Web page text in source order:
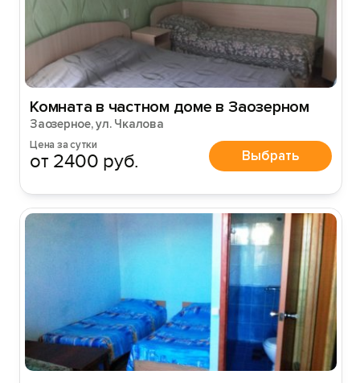
Комната в частном доме в Заозерном
Заозерное, ул. Чкалова
Цена за сутки
от 2400 руб. Выбрать